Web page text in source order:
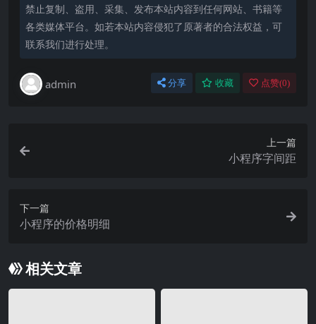
禁止复制、盗用、采集、发布本站内容到任何网站、书籍等
各类媒体平台。如若本站内容侵犯了原著者的合法权益，可
联系我们进行处理。
admin 分享 收藏 点赞(0)
上一篇
小程序字间距
下一篇
小程序的价格明细
相关文章